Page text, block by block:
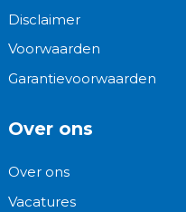
Disclaimer
Voorwaarden
Garantievoorwaarden
Over ons
Over ons
Vacatures